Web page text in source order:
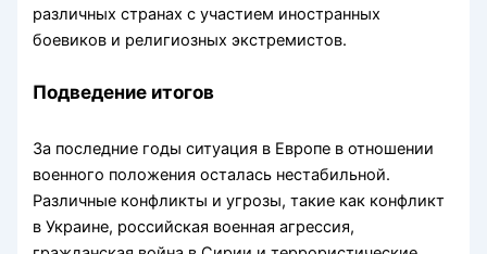
различных странах с участием иностранных
боевиков и религиозных экстремистов.
Подведение итогов
За последние годы ситуация в Европе в отношении
военного положения осталась нестабильной.
Различные конфликты и угрозы, такие как конфликт
в Украине, российская военная агрессия,